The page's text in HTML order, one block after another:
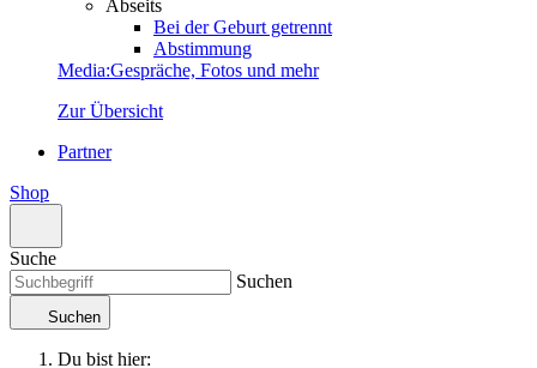
Abseits
Bei der Geburt getrennt
Abstimmung
Media:Gespräche, Fotos und mehr
Zur Übersicht
Partner
Shop
Suche
Suchen
Suchen
Du bist hier: